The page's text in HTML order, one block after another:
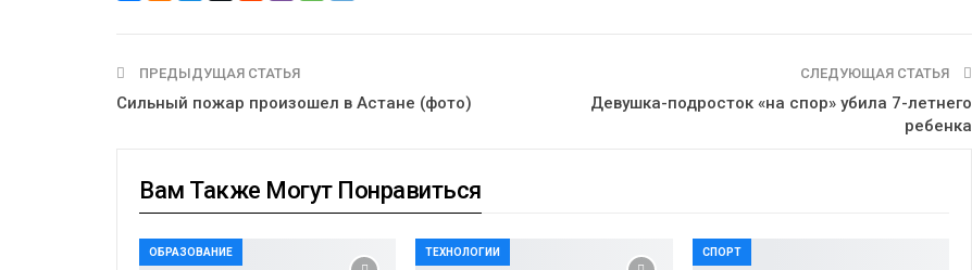
ПРЕДЫДУЩАЯ СТАТЬЯ
Сильный пожар произошел в Астане (фото)
СЛЕДУЮЩАЯ СТАТЬЯ
Девушка-подросток «на спор» убила 7-летнего
ребенка
Вам Также Могут Понравиться
ОБРАЗОВАНИЕ ТЕХНОЛОГИИ СПОРТ